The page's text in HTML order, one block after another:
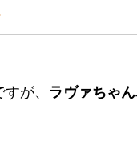
が、 ラヴァちゃ